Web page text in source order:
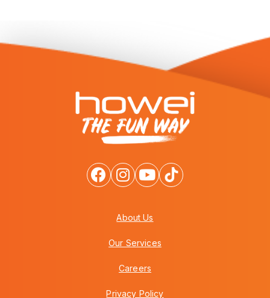
About Us
Our Services
Careers
Privacy Policy